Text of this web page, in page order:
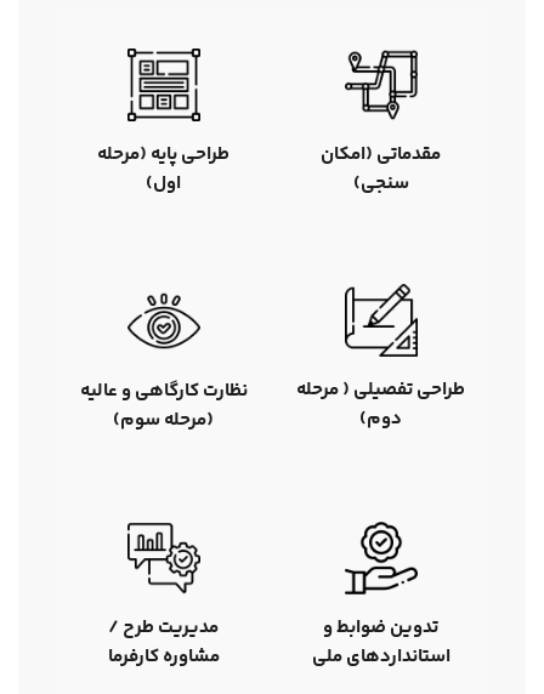
مقدماتی (امکان
سنجی)
طراحی پایه (مرحله
اول)
طراحی تفصیلی ( مرحله
دوم)
نظارت کارگاهی و عالیه
(مرحله سوم)
تدوین ضوابط و
استانداردهای ملی
مدیریت طرح /
مشاوره کارفرما